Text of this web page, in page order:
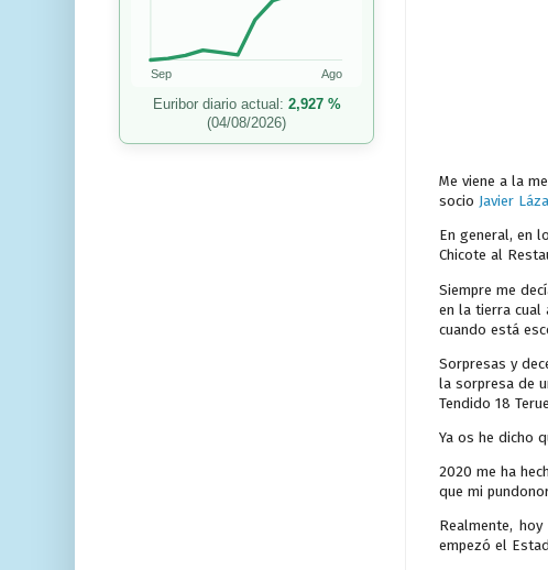
Me viene a la
socio Javier
En general, en
Chicote al
Siempre me
en la tierra cual
cuando está
Sorpresas y
la sorpresa de
Tendido 18
Ya os he dicho
2020 me ha
que mi
Realmente,
empezó el
Sep Ago
Euribor diario actual: 2,927 %
(04/08/2026)